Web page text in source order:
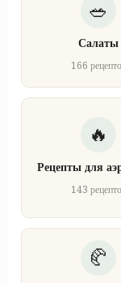
Салаты
166
Рецепты для
143